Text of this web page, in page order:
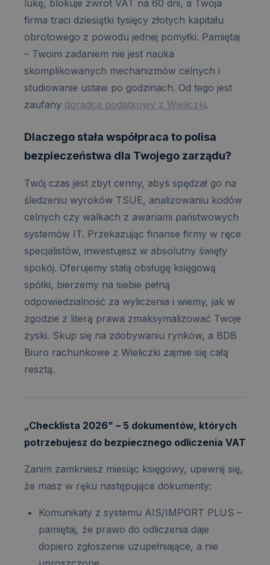
lukę, blokuje zwrot VAT na 60 dni, a Twoja
firma traci dziesiątki tysięcy złotych kapitału
obrotowego z powodu jednej pomyłki. Pamiętaj
– Twoim zadaniem nie jest nauka
skomplikowanych mechanizmów celnych i
studiowanie ustaw po godzinach. Od tego jest
zaufany doradca podatkowy z Wieliczki.
Dlaczego stała współpraca to polisa
bezpieczeństwa dla Twojego zarządu?
Twój czas jest zbyt cenny, abyś spędzał go na
śledzeniu wyroków TSUE, analizowaniu kodów
celnych czy walkach z awariami państwowych
systemów IT. Przekazując finanse firmy w ręce
specjalistów, inwestujesz w absolutny święty
spokój. Oferujemy stałą obsługę księgową
spółki, bierzemy na siebie pełną
odpowiedzialność za wyliczenia i wiemy, jak w
zgodzie z literą prawa zmaksymalizować Twoje
zyski. Skup się na zdobywaniu rynków, a BDB
Biuro rachunkowe z Wieliczki zajmie się całą
resztą.
„Checklista 2026” – 5 dokumentów, których
potrzebujesz do bezpiecznego odliczenia VAT
Zanim zamkniesz miesiąc księgowy, upewnij się,
że masz w ręku następujące dokumenty:
Komunikaty z systemu AIS/IMPORT PLUS –
pamiętaj, że prawo do odliczenia daje
dopiero zgłoszenie uzupełniające, a nie